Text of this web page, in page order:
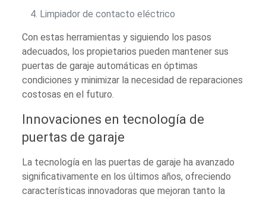
Limpiador de contacto eléctrico
Con estas herramientas y siguiendo los pasos
adecuados, los propietarios pueden mantener sus
puertas de garaje automáticas en óptimas
condiciones y minimizar la necesidad de reparaciones
costosas en el futuro.
Innovaciones en tecnología de
puertas de garaje
La tecnología en las puertas de garaje ha avanzado
significativamente en los últimos años, ofreciendo
características innovadoras que mejoran tanto la